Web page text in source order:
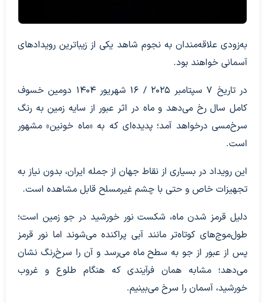
به‌زودی علاقه‌مندان به نجوم شاهد یکی از زیباترین رویدادهای
آسمانی خواهند بود.
در تاریخ ۷ سپتامبر ۲۰۲۵ / ۱۶ شهریور ۱۴۰۴ دومین خسوف
کامل سال رخ می‌دهد و ماه در اثر عبور از سایه زمین به رنگ
سرخ‌مسی درخواهد آمد؛ پدیده‌ای که به «ماه خونین» مشهور
است.
این رویداد در بسیاری از نقاط جهان از جمله ایران، بدون نیاز به
تجهیزات خاص و حتی با چشم غیرمسلح قابل مشاهده است.
دلیل قرمز شدن ماه، شکست نور خورشید در جو زمین است؛
طول‌موج‌های کوتاه‌تر مانند آبی پراکنده می‌شوند اما نور قرمز
پس از عبور از جو به سطح ماه می‌رسد و آن را سرخ‌رنگ نشان
می‌دهد؛ مشابه همان فرآیندی که هنگام طلوع و غروب
خورشید، آسمان را سرخ می‌بینیم.